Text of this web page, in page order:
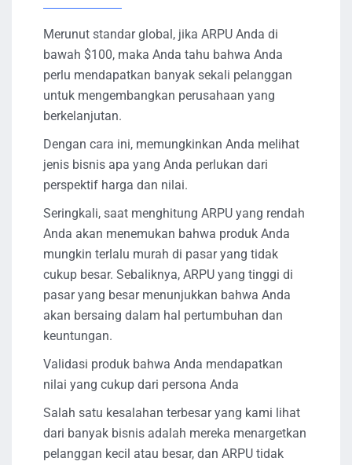
Merunut standar global, jika ARPU Anda di
bawah $100, maka Anda tahu bahwa Anda
perlu mendapatkan banyak sekali pelanggan
untuk mengembangkan perusahaan yang
berkelanjutan.
Dengan cara ini, memungkinkan Anda melihat
jenis bisnis apa yang Anda perlukan dari
perspektif harga dan nilai.
Seringkali, saat menghitung ARPU yang rendah
Anda akan menemukan bahwa produk Anda
mungkin terlalu murah di pasar yang tidak
cukup besar. Sebaliknya, ARPU yang tinggi di
pasar yang besar menunjukkan bahwa Anda
akan bersaing dalam hal pertumbuhan dan
keuntungan.
Validasi produk bahwa Anda mendapatkan
nilai yang cukup dari persona Anda
Salah satu kesalahan terbesar yang kami lihat
dari banyak bisnis adalah mereka menargetkan
pelanggan kecil atau besar, dan ARPU tidak